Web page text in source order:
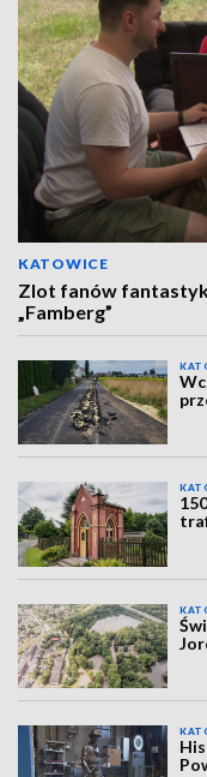
KATOWICE
Zlot fanów
„Famberg”